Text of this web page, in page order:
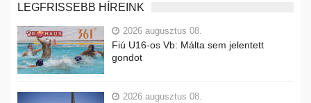
LEGFRISSEBB HÍREINK
2026 augusztus 08.
Fiú U16-os Vb: Málta sem jelentett
gondot
2026 augusztus 08.